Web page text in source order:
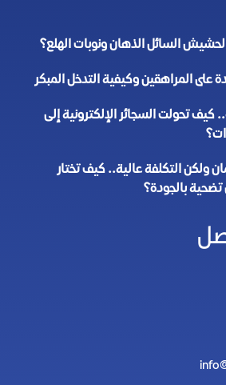
السائل الذهان ونوبات الهلع؟
على المراهقين وكيفية التدخل المبكر
كيف تحولت السجائر الإلكترونية إلى
ولكن التكلفة عالية.. كيف تختار
تضحية بالجودة؟